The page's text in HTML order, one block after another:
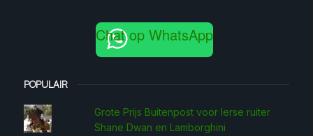
Chat op WhatsApp
POPULAIR
Grote Prijs Buitenpost voor Ierse ruiter
Shane Dwan en Lamborghini